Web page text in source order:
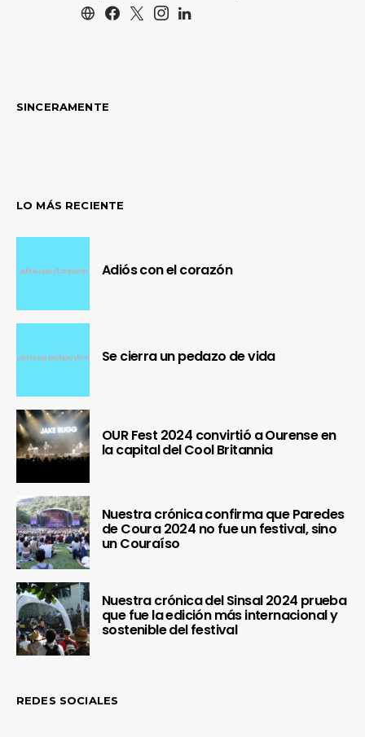
SINCERAMENTE
LO MÁS RECIENTE
Adiós con el corazón
Se cierra un pedazo de vida
OUR Fest 2024 convirtió a Ourense en
la capital del Cool Britannia
Nuestra crónica confirma que Paredes
de Coura 2024 no fue un festival, sino
un Couraíso
Nuestra crónica del Sinsal 2024 prueba
que fue la edición más internacional y
sostenible del festival
REDES SOCIALES